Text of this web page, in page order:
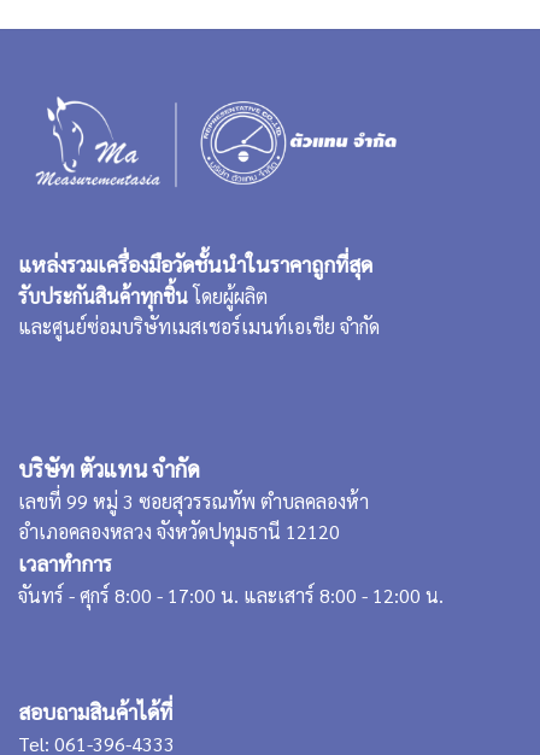
แหล่งรวมเครื่องมือวัดชั้นนำในราคาถูกที่สุด
รับประกันสินค้าทุกชิ้น โดยผู้ผลิต
และศูนย์ซ่อมบริษัทเมสเชอร์เมนท์เอเชีย จำกัด
บริษัท ตัวแทน จำกัด
เลขที่ 99 หมู่ 3 ซอยสุวรรณทัพ ตำบลคลองห้า
อำเภอคลองหลวง จังหวัดปทุมธานี 12120
เวลาทำการ
จันทร์ - ศุกร์ 8:00 - 17:00 น. และเสาร์ 8:00 - 12:00 น.
สอบถามสินค้าได้ที่
Tel: 061-396-4333